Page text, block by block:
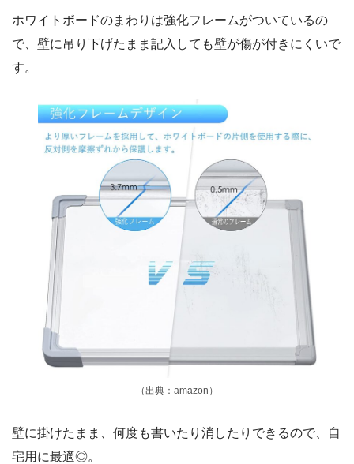
ホワイトボードのまわりは強化フレームがついているの
で、壁に吊り下げたまま記入しても壁が傷が付きにくいで
す。
（出典：amazon）
壁に掛けたまま、何度も書いたり消したりできるので、自
宅用に最適◎。